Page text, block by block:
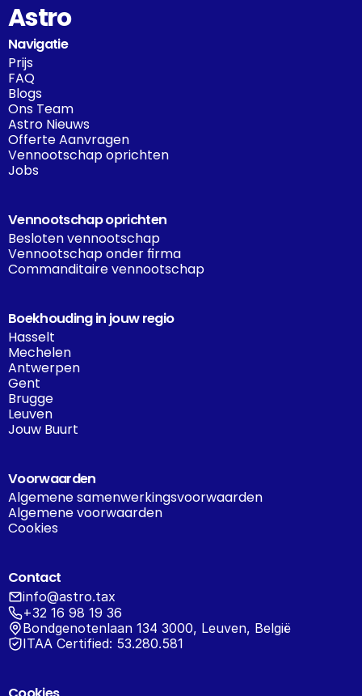
Astro
Navigatie
Prijs
FAQ
Blogs
Ons Team
Astro Nieuws
Offerte Aanvragen
Vennootschap oprichten
Jobs
Vennootschap oprichten
Besloten vennootschap
Vennootschap onder firma
Commanditaire vennootschap
Boekhouding in jouw regio
Hasselt
Mechelen
Antwerpen
Gent
Brugge
Leuven
Jouw Buurt
Voorwaarden
Algemene samenwerkingsvoorwaarden
Algemene voorwaarden
Cookies
Contact
info@astro.tax
+32 16 98 19 36
Bondgenotenlaan 134 3000, Leuven, België
ITAA Certified: 53.280.581